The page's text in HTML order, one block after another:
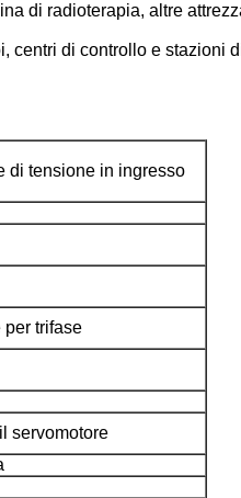
di radioterapia, altre
centri di controllo e stazioni
di tensione in ingresso
per trifase
servomotore